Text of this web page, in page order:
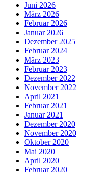
Juni 2026
März 2026
Februar 2026
Januar 2026
Dezember 2025
Februar 2024
März 2023
Februar 2023
Dezember 2022
November 2022
April 2021
Februar 2021
Januar 2021
Dezember 2020
November 2020
Oktober 2020
Mai 2020
April 2020
Februar 2020